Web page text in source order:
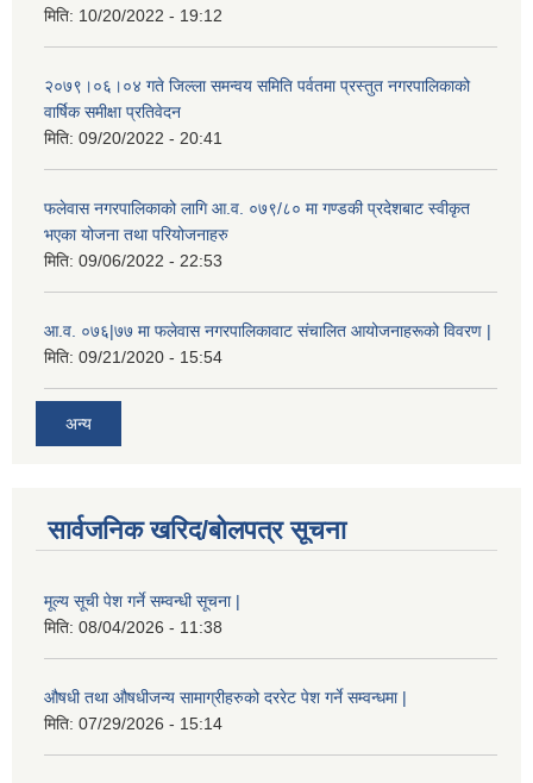
मिति: 10/20/2022 - 19:12
२०७९।०६।०४ गते जिल्ला समन्वय समिति पर्वतमा प्रस्तुत नगरपालिकाको
वार्षिक समीक्षा प्रतिवेदन
मिति: 09/20/2022 - 20:41
फलेवास नगरपालिकाको लागि आ.व. ०७९/८० मा गण्डकी प्रदेशबाट स्वीकृत
भएका योजना तथा परियोजनाहरु
मिति: 09/06/2022 - 22:53
आ.व. ०७६|७७ मा फलेवास नगरपालिकावाट संचालित आयोजनाहरूको विवरण |
मिति: 09/21/2020 - 15:54
अन्य
सार्वजनिक खरिद/बोलपत्र सूचना
मूल्य सूची पेश गर्ने सम्वन्धी सूचना |
मिति: 08/04/2026 - 11:38
औषधी तथा औषधीजन्य सामाग्रीहरुको दररेट पेश गर्ने सम्वन्धमा |
मिति: 07/29/2026 - 15:14